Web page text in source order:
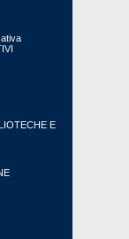
E